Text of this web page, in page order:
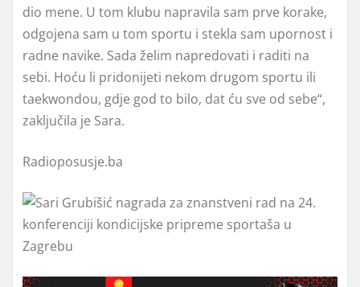
dio mene. U tom klubu napravila sam prve korake,
odgojena sam u tom sportu i stekla sam upornost i
radne navike. Sada želim napredovati i raditi na
sebi. Hoću li pridonijeti nekom drugom sportu ili
taekwondou, gdje god to bilo, dat ću sve od sebe“,
zaključila je Sara.
Radioposusje.ba